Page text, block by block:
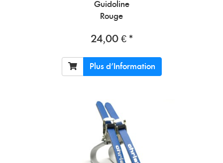
Guidoline
Rouge
24,00 € *
Plus d'Information